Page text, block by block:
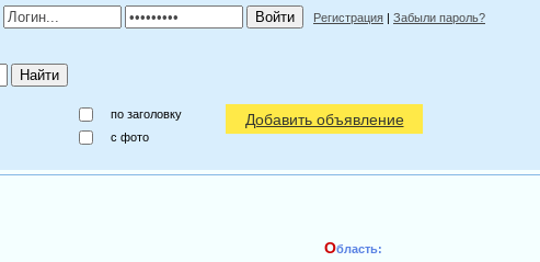
Регистрация | Забыли пароль?
по заголовку
c фото
Добавить объявление
Область: